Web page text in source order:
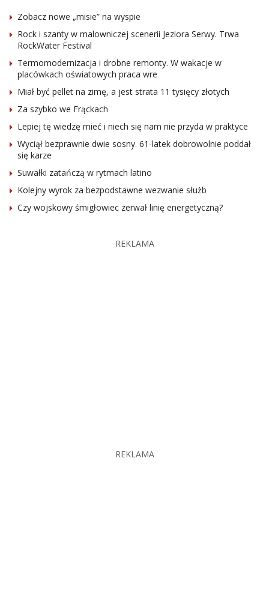
Zobacz nowe „misie” na wyspie
Rock i szanty w malowniczej scenerii Jeziora Serwy. Trwa
RockWater Festival
Termomodernizacja i drobne remonty. W wakacje w
placówkach oświatowych praca wre
Miał być pellet na zimę, a jest strata 11 tysięcy złotych
Za szybko we Frąckach
Lepiej tę wiedzę mieć i niech się nam nie przyda w praktyce
Wyciął bezprawnie dwie sosny. 61-latek dobrowolnie poddał
się karze
Suwałki zatańczą w rytmach latino
Kolejny wyrok za bezpodstawne wezwanie służb
Czy wojskowy śmigłowiec zerwał linię energetyczną?
REKLAMA
REKLAMA